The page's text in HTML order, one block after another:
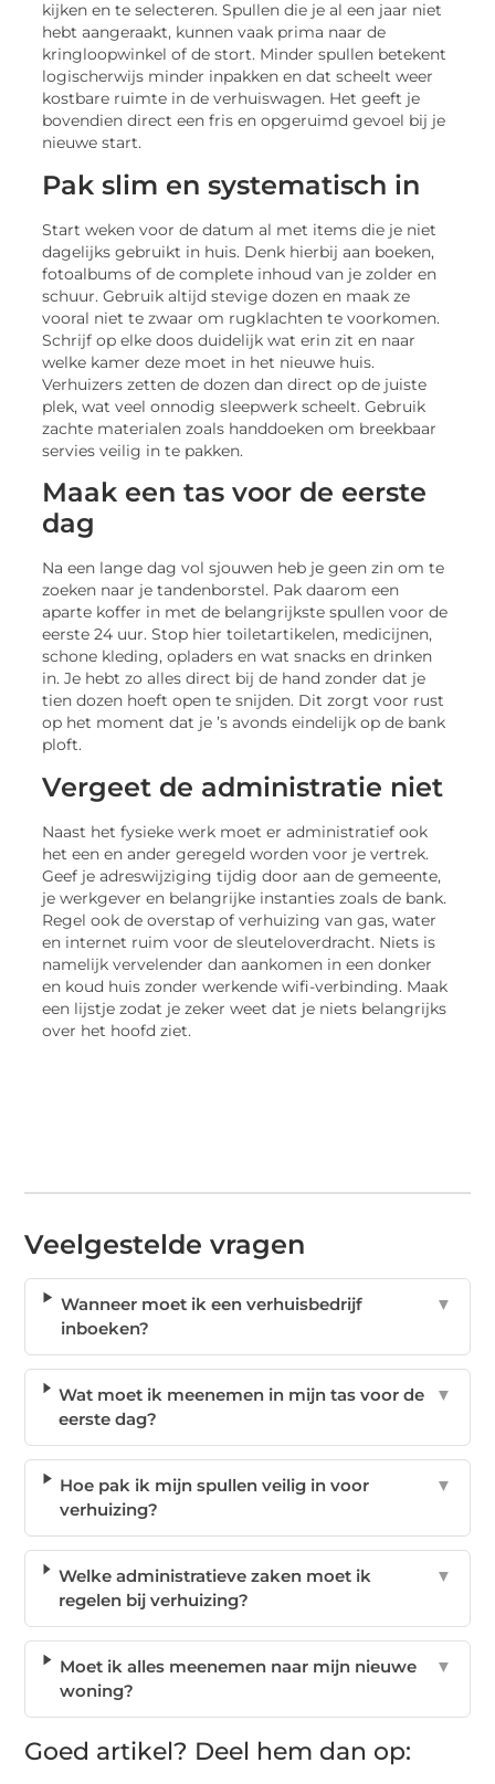
kijken en te selecteren. Spullen die je al een jaar niet
hebt aangeraakt, kunnen vaak prima naar de
kringloopwinkel of de stort. Minder spullen betekent
logischerwijs minder inpakken en dat scheelt weer
kostbare ruimte in de verhuiswagen. Het geeft je
bovendien direct een fris en opgeruimd gevoel bij je
nieuwe start.
Pak slim en systematisch in
Start weken voor de datum al met items die je niet
dagelijks gebruikt in huis. Denk hierbij aan boeken,
fotoalbums of de complete inhoud van je zolder en
schuur. Gebruik altijd stevige dozen en maak ze
vooral niet te zwaar om rugklachten te voorkomen.
Schrijf op elke doos duidelijk wat erin zit en naar
welke kamer deze moet in het nieuwe huis.
Verhuizers zetten de dozen dan direct op de juiste
plek, wat veel onnodig sleepwerk scheelt. Gebruik
zachte materialen zoals handdoeken om breekbaar
servies veilig in te pakken.
Maak een tas voor de eerste
dag
Na een lange dag vol sjouwen heb je geen zin om te
zoeken naar je tandenborstel. Pak daarom een
aparte koffer in met de belangrijkste spullen voor de
eerste 24 uur. Stop hier toiletartikelen, medicijnen,
schone kleding, opladers en wat snacks en drinken
in. Je hebt zo alles direct bij de hand zonder dat je
tien dozen hoeft open te snijden. Dit zorgt voor rust
op het moment dat je ’s avonds eindelijk op de bank
ploft.
Vergeet de administratie niet
Naast het fysieke werk moet er administratief ook
het een en ander geregeld worden voor je vertrek.
Geef je adreswijziging tijdig door aan de gemeente,
je werkgever en belangrijke instanties zoals de bank.
Regel ook de overstap of verhuizing van gas, water
en internet ruim voor de sleuteloverdracht. Niets is
namelijk vervelender dan aankomen in een donker
en koud huis zonder werkende wifi-verbinding. Maak
een lijstje zodat je zeker weet dat je niets belangrijks
over het hoofd ziet.
Veelgestelde vragen
Wanneer moet ik een verhuisbedrijf
inboeken?
▼
Wat moet ik meenemen in mijn tas voor de
eerste dag?
▼
Hoe pak ik mijn spullen veilig in voor
verhuizing?
▼
Welke administratieve zaken moet ik
regelen bij verhuizing?
▼
Moet ik alles meenemen naar mijn nieuwe
woning?
▼
Goed artikel? Deel hem dan op: